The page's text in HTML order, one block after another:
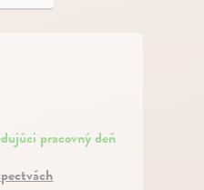
pracovný deň